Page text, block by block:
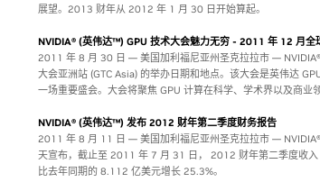
展望。2013 财年从 2012 年 1 月 30 日开始算起。
NVIDIA® (英伟达™) GPU 技术大会魅力无穷 - 2011 年 12 月全
2011 年 8 月 30 日 — 美国加利福尼亚州圣克拉拉市 —
大会亚洲站 (GTC Asia) 的举办日期和地点。该大会是英伟达
一场重要盛会。大会将聚焦 GPU 计算在科学、学术界以及商业
NVIDIA® (英伟达™) 发布 2012 财年第二季度财务报告
2011 年 8 月 11 日 — 美国加利福尼亚州圣克拉拉市 —
天宣布，截止至 2011 年 7 月 31 日， 2012 财年第二季度收入
比去年同期的 8.112 亿美元增长 25.3%。